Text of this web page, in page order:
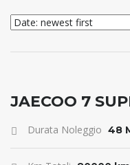
ANTICIPO 0
JAECOO 7
Durata Noleggio 48